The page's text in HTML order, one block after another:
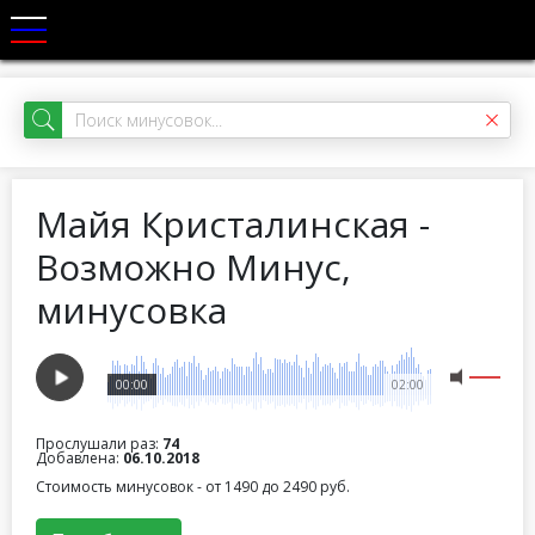
Майя Кристалинская -
Возможно Минус,
минусовка
02:00
00:00
Прослушали раз: 74
Добавлена: 06.10.2018
Стоимость минусовок - от 1490 до 2490 руб.